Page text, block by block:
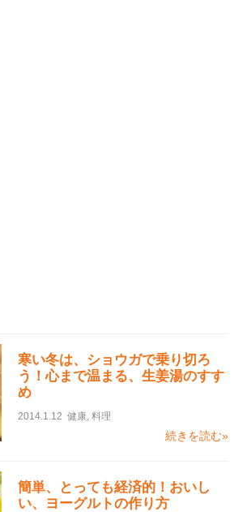
寒い冬は、ショウガで乗り切ろ
う！心まで温まる、生姜湯のすす
め
2014.1.12 健康, 料理
続きを読む»
簡単、とっても経済的！おいし
い、ヨーグルトの作り方